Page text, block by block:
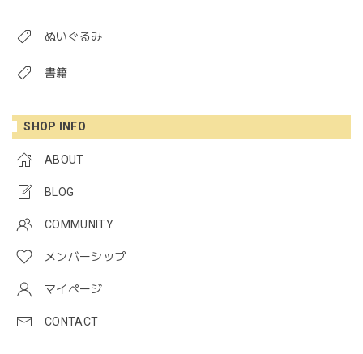
ぬいぐるみ
書籍
SHOP INFO
ABOUT
BLOG
COMMUNITY
メンバーシップ
マイページ
CONTACT